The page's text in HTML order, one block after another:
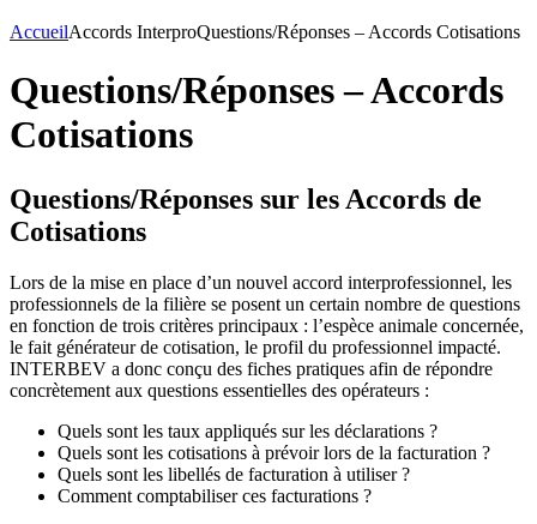
AccueilAccords InterproQuestions/Réponses – Accords Cotisations
Questions/Réponses – Accords
Cotisations
Questions/Réponses sur les Accords de
Cotisations
Lors de la mise en place d’un nouvel accord interprofessionnel, les
professionnels de la filière se posent un certain nombre de questions
en fonction de trois critères principaux : l’espèce animale concernée,
le fait générateur de cotisation, le profil du professionnel impacté.
INTERBEV a donc conçu des fiches pratiques afin de répondre
concrètement aux questions essentielles des opérateurs :
Quels sont les taux appliqués sur les déclarations ?
Quels sont les cotisations à prévoir lors de la facturation ?
Quels sont les libellés de facturation à utiliser ?
Comment comptabiliser ces facturations ?